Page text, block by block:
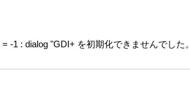
-1 : dialog "GDI+ を初期化できませんでした。